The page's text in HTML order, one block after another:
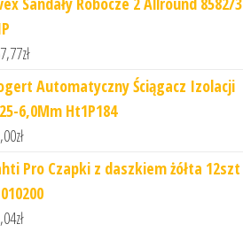
zł
Automatyczny Ściągacz Izolacji
6,0Mm Ht1P184
zł
Pro Czapki z daszkiem żółta 12szt
zł